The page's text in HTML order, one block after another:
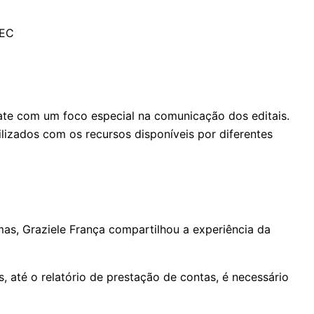
com um foco especial na comunicação dos editais.
com os recursos disponíveis por diferentes
Graziele França compartilhou a experiência da
até o relatório de prestação de contas, é necessário